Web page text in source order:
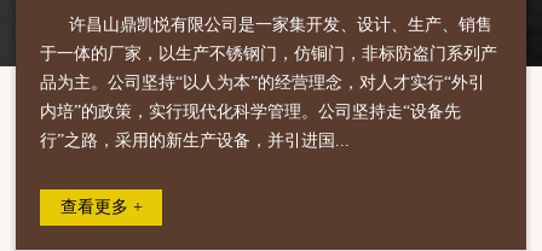
许昌山鼎凯悦有限公司是一家集开发、设计、生产、销售
于一体的厂家，以生产不锈钢门，仿铜门，非标防盗门系列产
品为主。公司坚持“以人为本”的经营理念，对人才实行“外引
内培”的政策，实行现代化科学管理。公司坚持走“设备先
行”之路，采用的新生产设备，并引进国...
查看更多 +